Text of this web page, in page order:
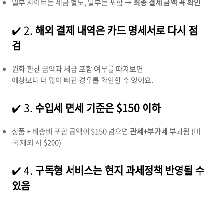
일부 사이트는 세금 별도, 일부는 포함 →최종 결제 금액 꼭 확인
✔️ 2. 해외 결제 내역은 카드 명세서로 다시 점
검
원화 환산 금액과 세금 포함 여부를 따져보면
예상보다 더 많이 빠진 경우를 확인할 수 있어요.
✔️ 3. 수입세 면세 기준은 $150 이하
상품 + 배송비 포함 금액이 $150 넘으면 관세+부가세부과됨 (미
국 제외 시 $200)
✔️ 4. 구독형 서비스는 현지 과세정책 반영될 수
있음